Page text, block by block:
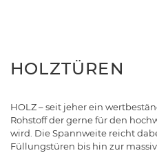
HOLZTÜREN
HOLZ – seit jeher ein
Rohstoff der gerne für den
wird. Die Spannweite reicht
Füllungstüren bis hin zur